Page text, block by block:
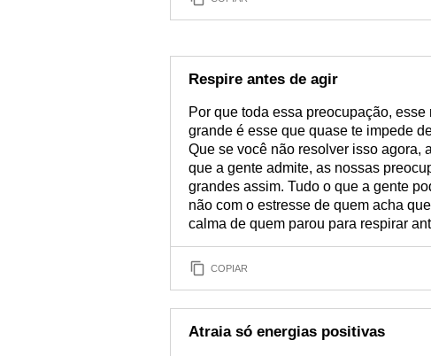
Respire antes de agir
Por que toda essa preocupação,
grande é esse que quase te impede
Que se você não resolver isso agora,
que a gente admite, as nossas
grandes assim. Tudo o que a gente
não com o estresse de quem acha
calma de quem parou para respirar
COPIAR
Atraia só energias positivas